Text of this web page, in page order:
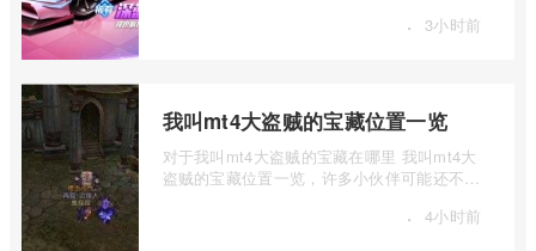
· 3小时前
我叫mt4大盗贼的宝藏位置一览
对于我叫mt4大盗贼的宝藏在哪里 我叫mt4大
盗贼的宝藏位置一览，许多小伙伴可能还不太
· 4小时前